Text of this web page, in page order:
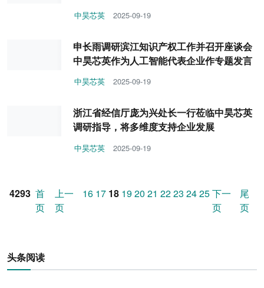
中昊芯英 2025-09-19
申长雨调研滨江知识产权工作并召开座谈会
中昊芯英作为人工智能代表企业作专题发言
中昊芯英 2025-09-19
浙江省经信厅庞为兴处长一行莅临中昊芯英
调研指导，将多维度支持企业发展
中昊芯英 2025-09-19
4293 首
页
上一
页
16 17 18 1920 21 2223 2425下一
页
尾
页
头条阅读